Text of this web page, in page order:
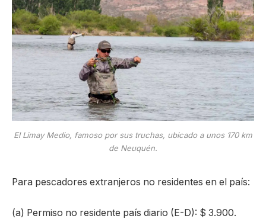
El Limay Medio, famoso por sus truchas, ubicado a unos 170 km
de Neuquén.
Para pescadores extranjeros no residentes en el país:
(a) Permiso no residente país diario (E-D): $ 3.900.